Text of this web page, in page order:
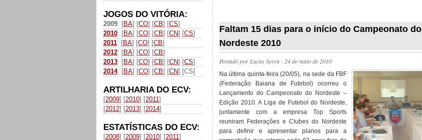
JOGOS DO VITÓRIA:
2009: [BA] [CO] [CB] [CS]
2010: [BA] [CO] [CB] [CN] [CS]
2011: [BA] [CO] [CB]
2012: [BA] [CO] [CB]
2013: [BA] [CO] [CB] [CN] [CS]
2014: [BA] [CO] [CB] [CN] [CS]
ARTILHARIA DO ECV:
[2009] [2010] [2011]
[2012] [2013] [2014]
ESTATÍSTICAS DO ECV:
[2008] [2009] [2010] [2011]
Faltam 15 dias para o início do Campeonato do
Nordeste 2010
Postado porLucas Serra- 24 de maio de 2010
Na última quinta-feira (20/05), na sede da FBF
(Federação Baiana de Futebol) ocorreu o
Lançamento do Campeonato do Nordeste –
Edição 2010. A Liga de Futebol do Nordeste,
juntamente com a empresa Top Sports
reuniram Federações e Clubes do Nordeste
para definir e apresentar planos para a